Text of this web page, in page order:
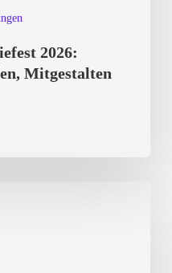
2026:
Mitgestalten